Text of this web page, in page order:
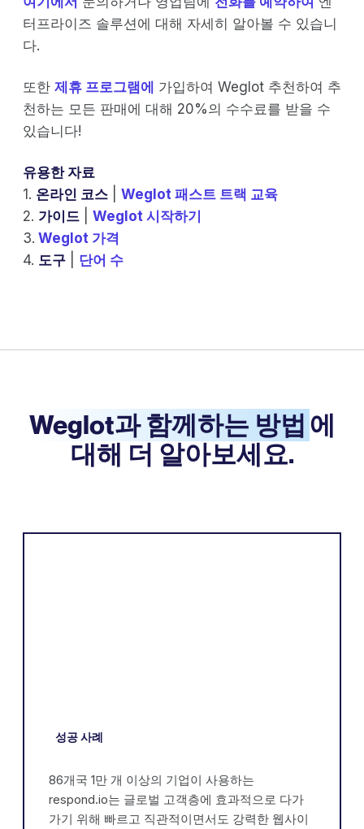
터프라이즈 솔루션에 대해 자세히 알아볼 수 있습니
다.
또한 제휴 프로그램에
가입하여 Weglot 추천하여 추
천하는 모든 판매에 대해 20%의 수수료를 받을 수
있습니다!
유용한 자료
1. 온라인 코스
Weglot 패스트 트랙 교육
2. 가이드
Weglot 시작하기
3. Weglot 가격
4. 도구 단어 수
Weglot과 함께하는 방법 에
대해 더 알아보세요.
성공 사례
86개국 1만 개 이상의 기업이 사용하는
respond.io는 글로벌 고객층에 효과적으로 다가
가기 위해 빠르고 직관적이면서도 강력한 웹사이